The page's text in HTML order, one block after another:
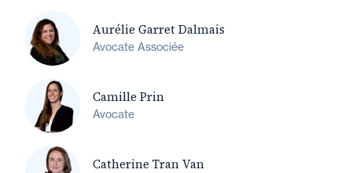
Aurélie Garret Dalmais
Avocate Associée
Camille Prin
Avocate
Catherine Tran Van